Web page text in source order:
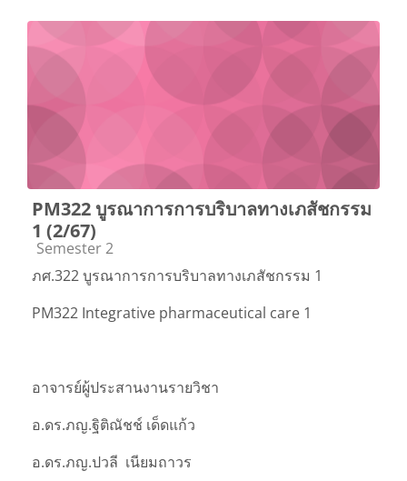
PM322 บูรณาการการบริบาลทางเภสัชกรรม
1 (2/67)
Course category
Semester 2
ภศ.322 บูรณาการการบริบาลทางเภสัชกรรม 1
PM322 Integrative pharmaceutical care 1
อาจารย์ผู้ประสานงานรายวิชา
อ.ดร.ภญ.ฐิติณัชช์ เด็ดแก้ว
อ.ดร.ภญ.ปวลี เนียมถาวร